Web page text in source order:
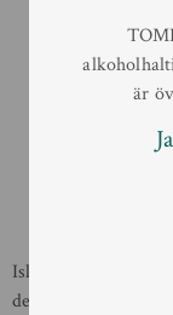
Islay Whisky Cask
den 13 mars 2020.
är